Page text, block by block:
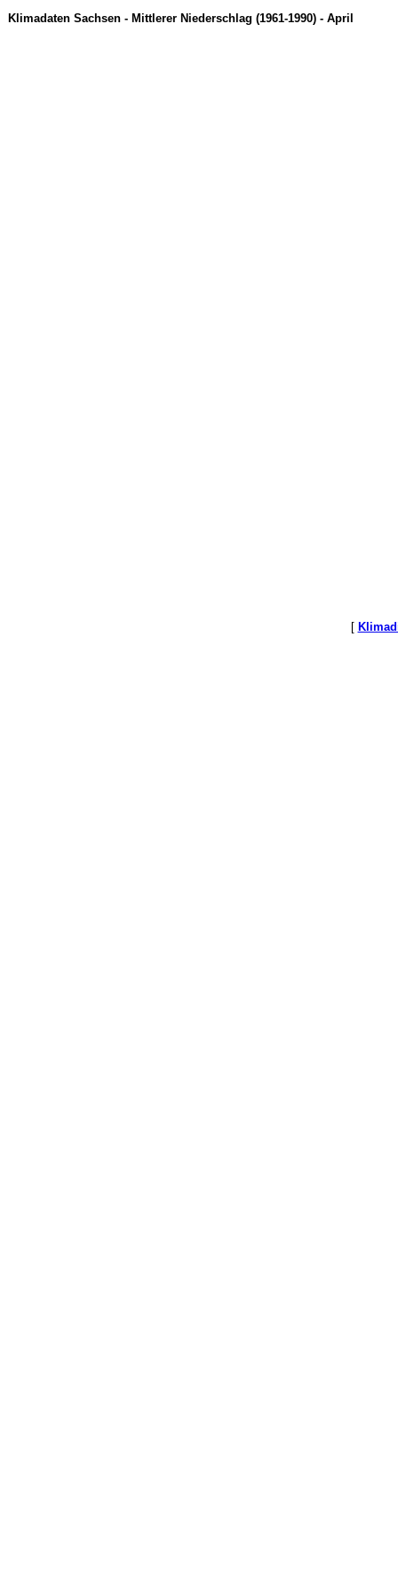
Klimadaten Sachsen - Mittlerer Niederschlag (1961-1990) - April
[